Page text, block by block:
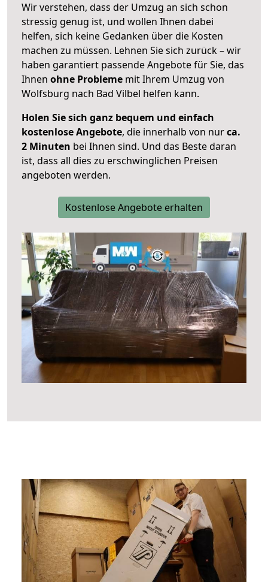
Wir verstehen, dass der Umzug an sich schon
stressig genug ist, und wollen Ihnen dabei
helfen, sich keine Gedanken über die Kosten
machen zu müssen. Lehnen Sie sich zurück – wir
haben garantiert passende Angebote für Sie, das
Ihnen ohne Probleme mit Ihrem Umzug von
Wolfsburg nach Bad Vilbel helfen kann.
Holen Sie sich ganz bequem und einfach
kostenlose Angebote, die innerhalb von nurca.
2 Minuten bei Ihnen sind. Und das Beste daran
ist, dass all dies zu erschwinglichen Preisen
angeboten werden.
Kostenlose Angebote erhalten